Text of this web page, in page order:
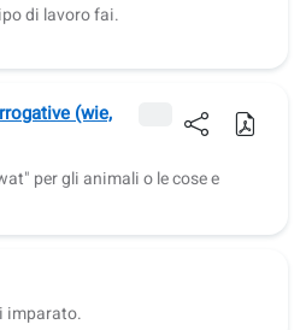
di lavoro fai.
(wie,
per gli animali o le cose e
imparato.